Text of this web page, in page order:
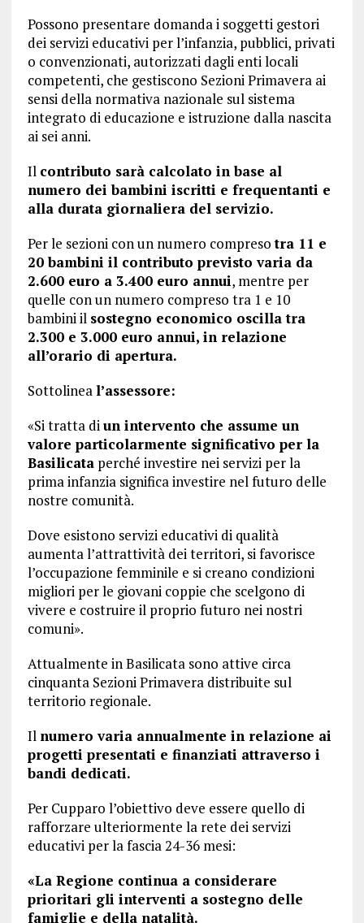
Possono presentare domanda i soggetti gestori
dei servizi educativi per l’infanzia, pubblici, privati
o convenzionati, autorizzati dagli enti locali
competenti, che gestiscono Sezioni Primavera ai
sensi della normativa nazionale sul sistema
integrato di educazione e istruzione dalla nascita
ai sei anni.
Il contributo sarà calcolato in base al
numero dei bambini iscritti e frequentanti e
alla durata giornaliera del servizio.
Per le sezioni con un numero compresotra 11 e
20 bambini il contributo previsto varia da
2.600 euro a 3.400 euro annui, mentre per
quelle con un numero compreso tra 1 e 10
bambini il sostegno economico oscilla tra
2.300 e 3.000 euro annui, in relazione
all’orario di apertura.
Sottolineal’assessore:
«Si tratta diun intervento che assume un
valore particolarmente significativo per la
Basilicataperché investire nei servizi per la
prima infanzia significa investire nel futuro delle
nostre comunità.
Dove esistono servizi educativi di qualità
aumenta l’attrattività dei territori, si favorisce
l’occupazione femminile e si creano condizioni
migliori per le giovani coppie che scelgono di
vivere e costruire il proprio futuro nei nostri
comuni».
Attualmente in Basilicata sono attive circa
cinquanta Sezioni Primavera distribuite sul
territorio regionale.
Il numero varia annualmente in relazione ai
progetti presentati e finanziati attraverso i
bandi dedicati.
Per Cupparo l’obiettivo deve essere quello di
rafforzare ulteriormente la rete dei servizi
educativi per la fascia 24-36 mesi:
«La Regione continua a considerare
prioritari gli interventi a sostegno delle
famiglie e della natalità.